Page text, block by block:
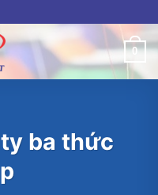
0
ba thức